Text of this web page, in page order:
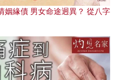
姻緣債 男女命途迥異？ 從八字